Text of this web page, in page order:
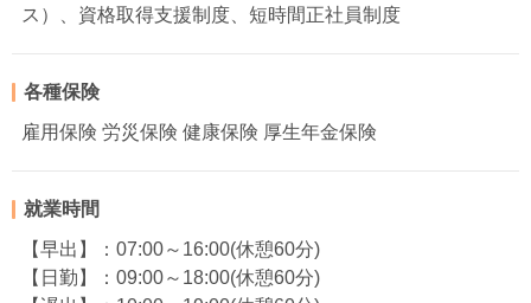
ス）、資格取得支援制度、短時間正社員制度
各種保険
雇用保険 労災保険 健康保険 厚生年金保険
就業時間
【早出】：07:00～16:00(休憩60分)
【日勤】：09:00～18:00(休憩60分)